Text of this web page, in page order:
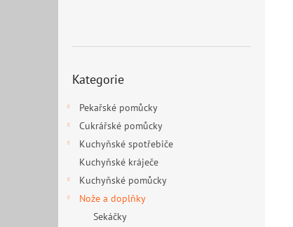
kategorie
Kategorie
Pekařské pomůcky
Cukrářské pomůcky
Kuchyňské spotřebiče
Kuchyňské kráječe
Kuchyňské pomůcky
Nože a doplňky
Sekáčky